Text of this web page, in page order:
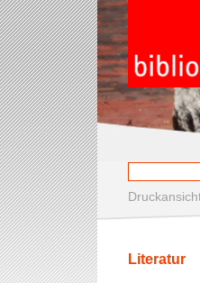
Literatur